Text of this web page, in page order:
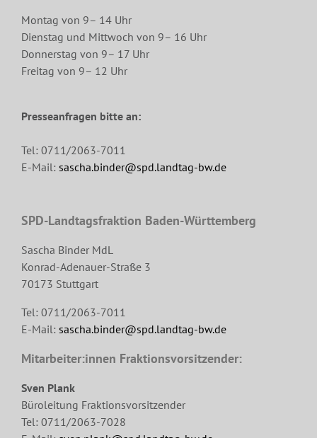
Montag von 9– 14 Uhr
Dienstag und Mittwoch von 9– 16 Uhr
Donnerstag von 9– 17 Uhr
Freitag von 9– 12 Uhr
Presseanfragen bitte an:
Tel: 0711/2063-7011
E-Mail: sascha.binder@spd.landtag-bw.de
SPD-Landtagsfraktion Baden-Württemberg
Sascha Binder MdL
Konrad-Adenauer-Straße 3
70173 Stuttgart
Tel: 0711/2063-7011
E-Mail: sascha.binder@spd.landtag-bw.de
Mitarbeiter:innen Fraktionsvorsitzender:
Sven Plank
Büroleitung Fraktionsvorsitzender
Tel: 0711/2063-7028